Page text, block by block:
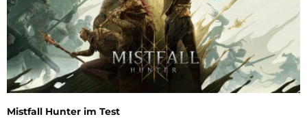
Mistfall Hunter im Test